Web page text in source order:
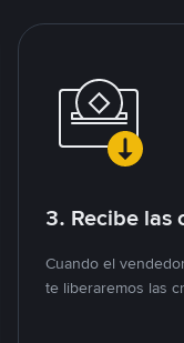
3. Recibe las
Cuando el
te liberaremos las